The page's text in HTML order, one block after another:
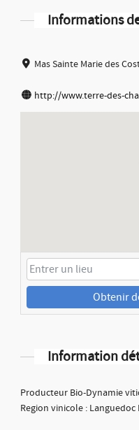
Informations
Mas Sainte Marie des
http://www.terre-des-
Obtenir
Information
Producteur Bio-Dynamie
Region vinicole :